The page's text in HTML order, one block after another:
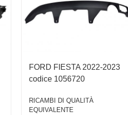
FORD FIESTA 2022-2023
codice 1056720
RICAMBI DI QUALITÀ
EQUIVALENTE